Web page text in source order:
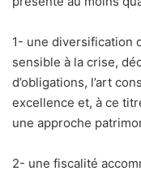
u
r
i
1- une diversification
sensible à la crise,
d’obligations, l’art
excellence et, à ce
une approche
2- une fiscalité